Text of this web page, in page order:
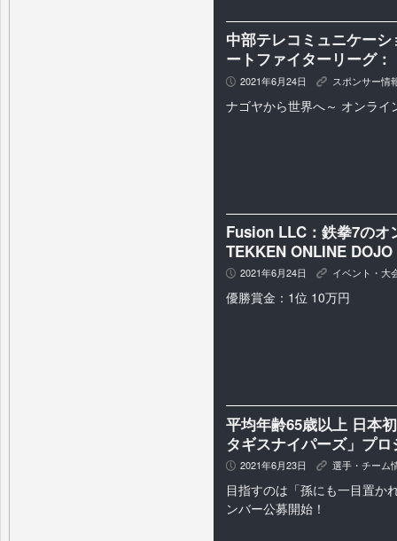
中部テレコミュニケー
ートファイターリーグ
P 2021年6月24日 K スポンサー情
ナゴヤから世界へ～ オンライ
Fusion LLC：鉄拳7のオ
TEKKEN ONLINE
P 2021年6月24日 K イベント・大
優勝賞金：1位 10万円
平均年齢65歳以上 日本
タギスナイパーズ」プ
P 2021年6月23日 K 選手・チーム
目指すのは「孫にも一目置か
ンバー公募開始！